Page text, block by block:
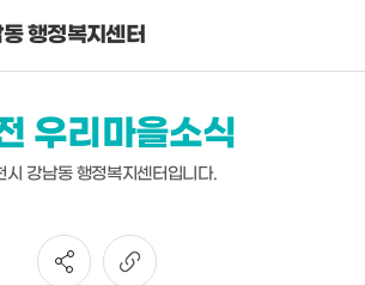
행정복지센터
우리마을소식
시 강남동 행정복지센터입니다.